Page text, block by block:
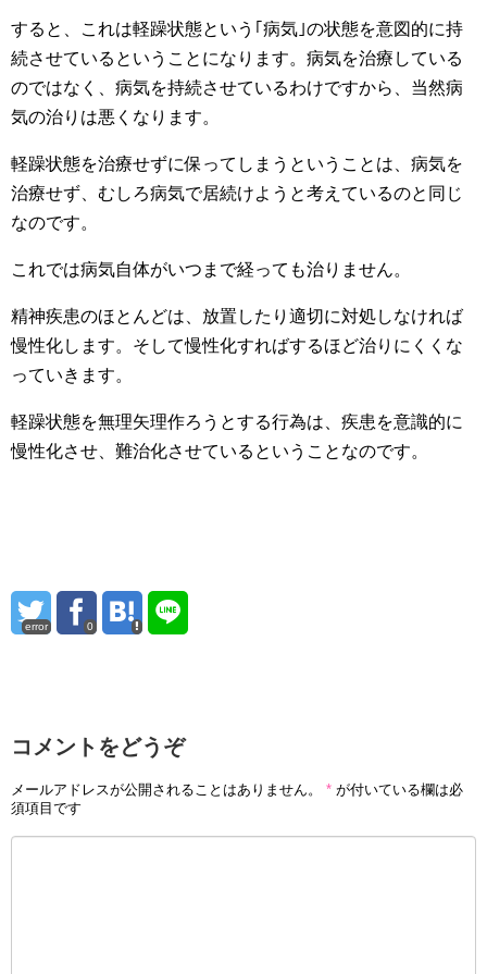
すると、これは軽躁状態という｢病気｣の状態を意図的に持
続させているということになります。病気を治療している
のではなく、病気を持続させているわけですから、当然病
気の治りは悪くなります。
軽躁状態を治療せずに保ってしまうということは、病気を
治療せず、むしろ病気で居続けようと考えているのと同じ
なのです。
これでは病気自体がいつまで経っても治りません。
精神疾患のほとんどは、放置したり適切に対処しなければ
慢性化します。そして慢性化すればするほど治りにくくな
っていきます。
軽躁状態を無理矢理作ろうとする行為は、疾患を意識的に
慢性化させ、難治化させているということなのです。
error 0
コメントをどうぞ
メールアドレスが公開されることはありません。 * が付いている欄は必
須項目です